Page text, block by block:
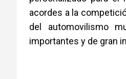
acordes a la
del automovilismo
importantes y de gran